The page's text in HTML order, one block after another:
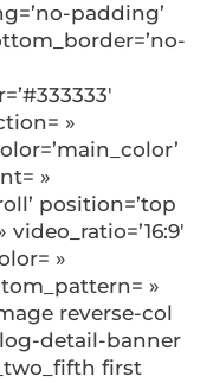
padding’
»
»
position=’top
»
»
reverse-col
detail-banner
first